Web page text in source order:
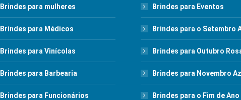
Brindes para mulheres
Brindes para Médicos
Brindes para Vinícolas
Brindes para Barbearia
Brindes para Funcionários
Brindes para Eventos
Brindes para o Setembro
Brindes para Outubro
Brindes para Novembro
Brindes para o Fim de Ano